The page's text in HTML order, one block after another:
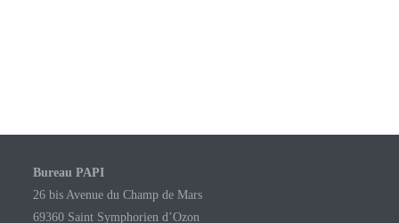
Bureau PAPI
26 bis Avenue du Champ de Mars
69360 Saint Symphorien d’Ozon